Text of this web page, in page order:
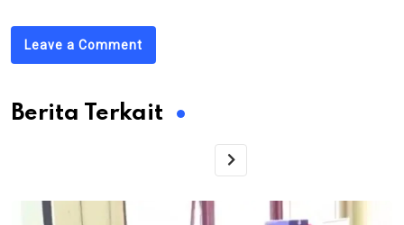
Leave a Comment
Berita Terkait